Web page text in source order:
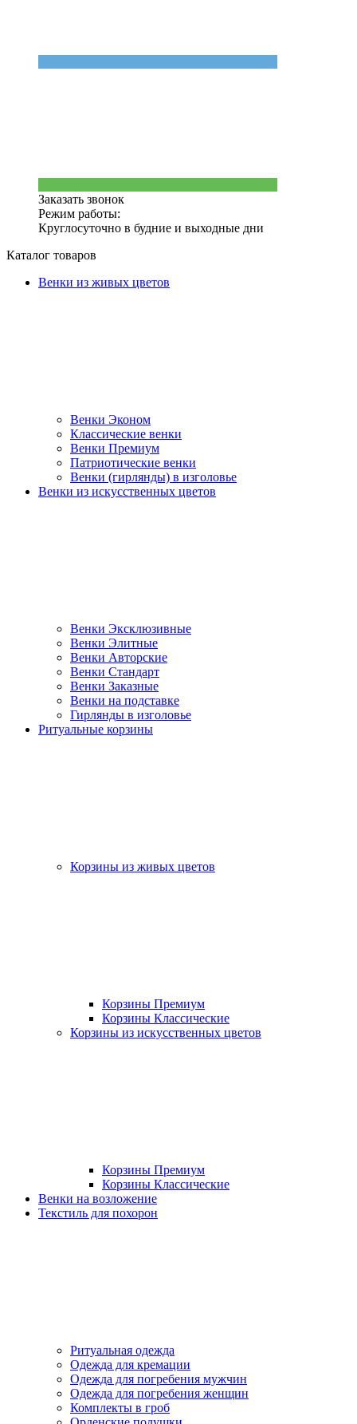
Заказать звонок
Режим работы:
Круглосуточно в будние и выходные дни
Каталог товаров
Венки из живых цветов
Венки Эконом
Классические венки
Венки Премиум
Патриотические венки
Венки (гирлянды) в изголовье
Венки из искусственных цветов
Венки Эксклюзивные
Венки Элитные
Венки Авторские
Венки Стандарт
Венки Заказные
Венки на подставке
Гирлянды в изголовье
Ритуальные корзины
Корзины из живых цветов
Корзины Премиум
Корзины Классические
Корзины из искусственных цветов
Корзины Премиум
Корзины Классические
Венки на возложение
Текстиль для похорон
Ритуальная одежда
Одежда для кремации
Одежда для погребения мужчин
Одежда для погребения женщин
Комплекты в гроб